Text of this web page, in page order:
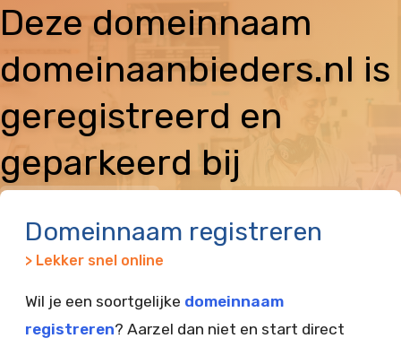
Deze domeinnaam
domeinaanbieders.nl is
geregistreerd en
geparkeerd bij
Domeinnaam registreren
> Lekker snel online
Wil je een soortgelijke domeinnaam
registreren? Aarzel dan niet en start direct